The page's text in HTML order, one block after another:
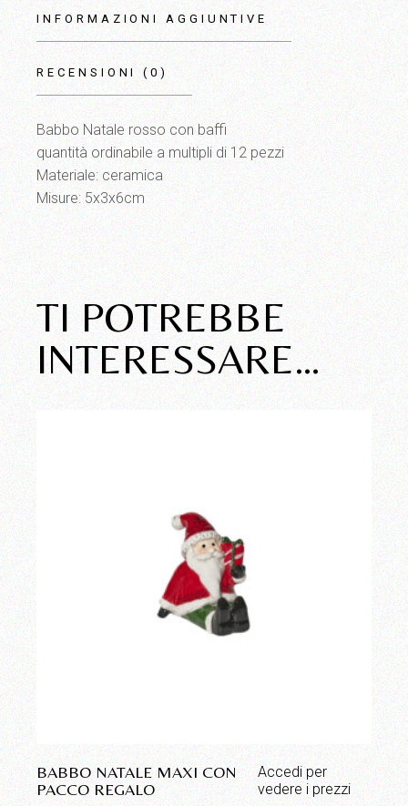
INFORMAZIONI AGGIUNTIVE
RECENSIONI (0)
Babbo Natale rosso con baffi
quantità ordinabile a multipli di 12 pezzi
Materiale: ceramica
Misure: 5x3x6cm
TI POTREBBE
INTERESSARE…
BABBO NATALE MAXI CON
PACCO REGALO
Accedi per
vedere i prezzi